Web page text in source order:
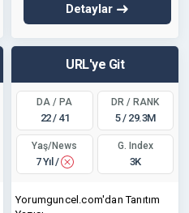
Detaylar
URL'ye Git
DA / PA
22 / 41
DR / RANK
5 / 29.3M
Yaş/News
7 Yıl /
G. Index
3K
Yorumguncel.com'dan Tanıtım